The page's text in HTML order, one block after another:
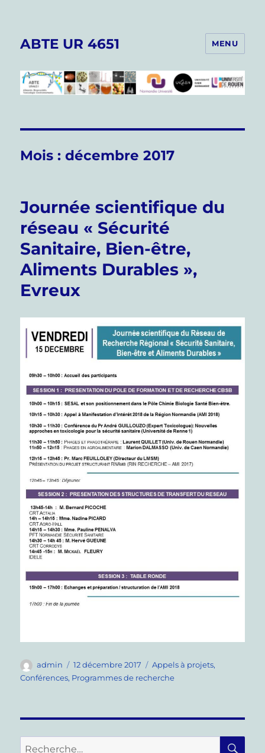
ABTE UR 4651 MENU
Mois :décembre 2017
Journée scientifique du
réseau « Sécurité
Sanitaire, Bien-être,
Aliments Durables »,
Evreux
Auteur
admin
Publié
le
12 décembre 2017 Catégories
Appels à projets,
Conférences, Programmes de recherche
Recherche